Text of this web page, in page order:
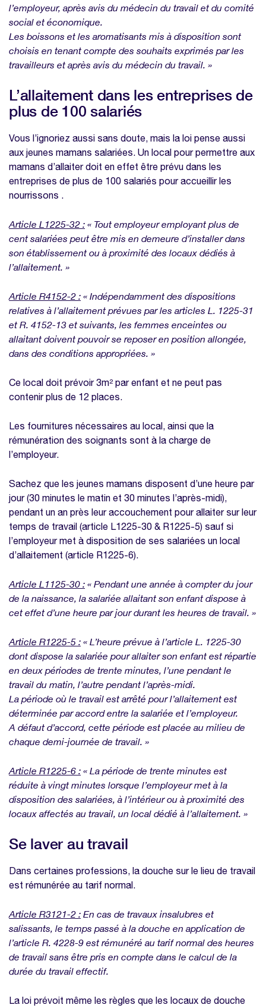
l’employeur, après avis du médecin du travail et du comité
social et économique.
Les boissons et les aromatisants mis à disposition sont
choisis en tenant compte des souhaits exprimés par les
travailleurs et après avis du médecin du travail. »
L’allaitement dans les entreprises de
plus de 100 salariés
Vous l’ignoriez aussi sans doute, mais la loi pense aussi
aux jeunes mamans salariées. Un local pour permettre aux
mamans d’allaiter doit en effet être prévu dans les
entreprises de plus de 100 salariés pour accueillir les
nourrissons .
Article L1225-32 : « Tout employeur employant plus de
cent salariées peut être mis en demeure d’installer dans
son établissement ou à proximité des locaux dédiés à
l’allaitement. »
Article R4152-2 : « Indépendamment des dispositions
relatives à l’allaitement prévues par les articles L. 1225-31
et R. 4152-13 et suivants, les femmes enceintes ou
allaitant doivent pouvoir se reposer en position allongée,
dans des conditions appropriées. »
Ce local doit prévoir 3m² par enfant et ne peut pas
contenir plus de 12 places.
Les fournitures nécessaires au local, ainsi que la
rémunération des soignants sont à la charge de
l’employeur.
Sachez que les jeunes mamans disposent d’une heure par
jour (30 minutes le matin et 30 minutes l’après-midi),
pendant un an près leur accouchement pour allaiter sur leur
temps de travail (article L1225-30 & R1225-5) sauf si
l’employeur met à disposition de ses salariées un local
d’allaitement (article R1225-6).
Article L1125-30 : « Pendant une année à compter du jour
de la naissance, la salariée allaitant son enfant dispose à
cet effet d’une heure par jour durant les heures de travail. »
Article R1225-5 : « L’heure prévue à l’article L. 1225-30
dont dispose la salariée pour allaiter son enfant est répartie
en deux périodes de trente minutes, l’une pendant le
travail du matin, l’autre pendant l’après-midi.
La période où le travail est arrêté pour l’allaitement est
déterminée par accord entre la salariée et l’employeur.
A défaut d’accord, cette période est placée au milieu de
chaque demi-journée de travail. »
Article R1225-6 : « La période de trente minutes est
réduite à vingt minutes lorsque l’employeur met à la
disposition des salariées, à l’intérieur ou à proximité des
locaux affectés au travail, un local dédié à l’allaitement. »
Se laver au travail
Dans certaines professions, la douche sur le lieu de travail
est rémunérée au tarif normal.
Article R3121-2 : En cas de travaux insalubres et
salissants, le temps passé à la douche en application de
l’article R. 4228-9 est rémunéré au tarif normal des heures
de travail sans être pris en compte dans le calcul de la
durée du travail effectif.
La loi prévoit même les règles que les locaux de douche